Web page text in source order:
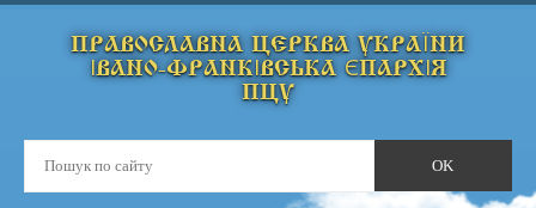
ПРАВОСЛАВНА ЦЕРКВА УКРАЇНИ
ІВАНО-ФРАНКІВСЬКА ЄПАРХІЯ
ПЦУ